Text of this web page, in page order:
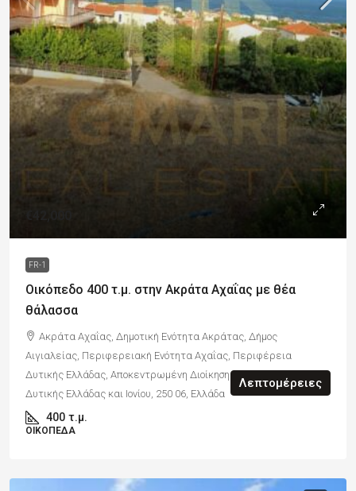
FR-1
Οικόπεδο 400 τ.μ. στην Ακράτα Αχαΐας με θέα
θάλασσα
Ακράτα Αχαΐας, Δημοτική Ενότητα Ακράτας, Δήμος
Αιγιαλείας, Περιφερειακή Ενότητα Αχαΐας, Περιφέρεια
Δυτικής Ελλάδας, Αποκεντρωμένη Διοίκηση Πελοποννήσου,
Δυτικής Ελλάδας και Ιονίου, 250 06, Ελλάδα
400 τ.μ.
ΟΙΚΌΠΕΔΑ
Λεπτομέρειες